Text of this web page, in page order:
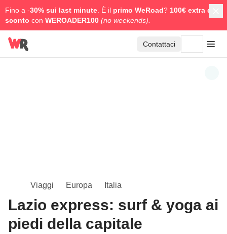
Fino a -30% sui last minute . È il primo WeRoad? 100€ extra di
sconto con WEROADER100 (no weekends).
Contattaci
Viaggi Europa Italia
Lazio express: surf & yoga ai
piedi della capitale